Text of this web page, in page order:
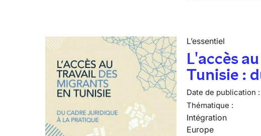
L’essentiel
L'accès
Tunisie :
Date de publication :
Thématique :
Intégration
Europe